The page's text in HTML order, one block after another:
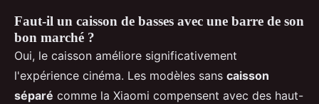
Faut-il un caisson de basses avec une barre de son
bon marché ?
Oui, le caisson améliore significativement
l'expérience cinéma. Les modèles sans caisson
séparé comme la Xiaomi compensent avec des haut-